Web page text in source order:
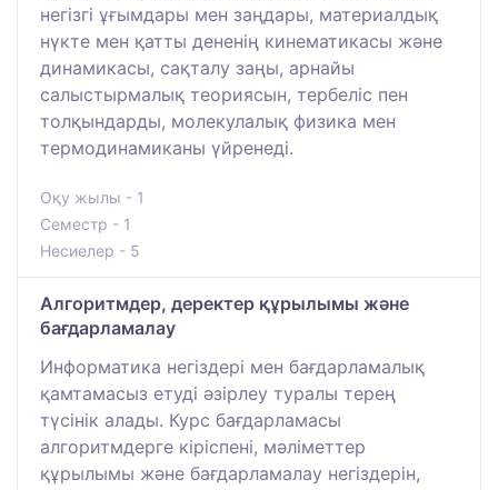
негізгі ұғымдары мен заңдары, материалдық
нүкте мен қатты дененің кинематикасы және
динамикасы, сақталу заңы, арнайы
салыстырмалық теориясын, тербеліс пен
толқындарды, молекулалық физика мен
термодинамиканы үйренеді.
Оқу жылы - 1
Семестр - 1
Несиелер - 5
Алгоритмдер, деректер құрылымы және
бағдарламалау
Информатика негіздері мен бағдарламалық
қамтамасыз етуді әзірлеу туралы терең
түсінік алады. Курс бағдарламасы
алгоритмдерге кіріспені, мәліметтер
құрылымы және бағдарламалау негіздерін,